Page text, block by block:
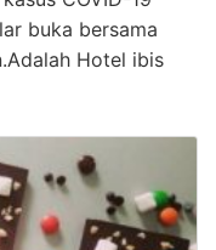
buka bersama
Hotel ibis